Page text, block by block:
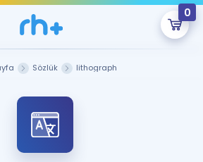
0
Şu An Boş.
hazırlayacak onlarca eğitim seni
bekliyor!
Sözlük lithograph